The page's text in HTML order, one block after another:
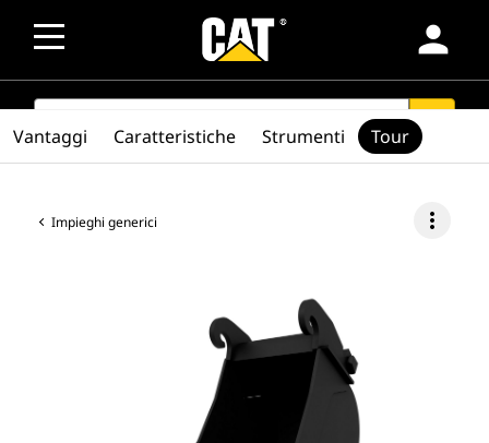
person
SEARCH search
Impieghi generici more_vert
Vantaggi Caratteristiche Strumenti Tour